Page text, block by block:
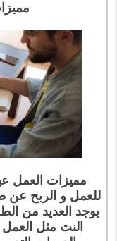
مميزات العمل
للعمل و الربح عن
يوجد العديد من
النت مثل